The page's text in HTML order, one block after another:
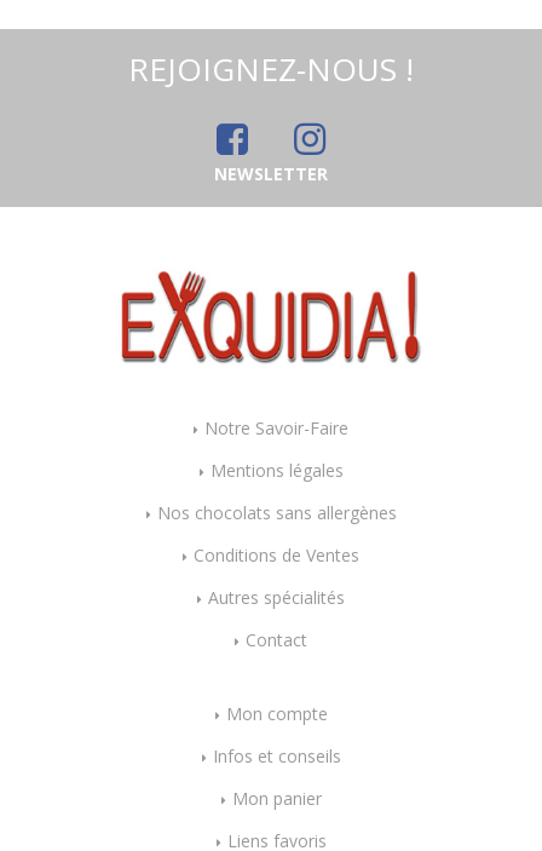
REJOIGNEZ-NOUS !
NEWSLETTER
Notre Savoir-Faire
Mentions légales
Nos chocolats sans allergènes
Conditions de Ventes
Autres spécialités
Contact
Mon compte
Infos et conseils
Mon panier
Liens favoris